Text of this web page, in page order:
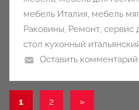
мебель Италия, мебель
Раковины, Ремонт, сервис
стол кухонный
Оставить комментарий
Пагинация
1 2
Следующие
»